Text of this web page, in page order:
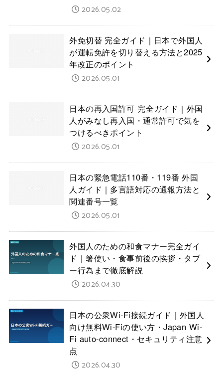
2026.05.02
外免切替 完全ガイド｜日本で外国人
が運転免許を切り替える方法と2025
年改正のポイント
2026.05.01
日本の再入国許可 完全ガイド｜外国
人がみなし再入国・通常許可で気を
つけるべきポイント
2026.05.01
日本の緊急電話110番・119番 外国
人ガイド｜多言語対応の通報方法と
関連番号一覧
2026.05.01
外国人のための和食マナー完全ガイ
ド｜箸使い・食事前後の挨拶・タブ
ー行為まで徹底解説
2026.04.30
日本の公衆Wi-Fi接続ガイド｜外国人
向け無料Wi-Fiの使い方・Japan Wi-
Fi auto-connect・セキュリティ注意
点
2026.04.30